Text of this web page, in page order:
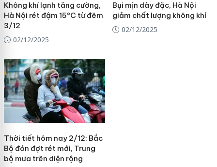
Không khí lạnh tăng cường,
Hà Nội rét đậm 15°C từ đêm
3/12
02/12/2025
Bụi mịn dày đặc, Hà Nội
giảm chất lượng không khí
02/12/2025
Thời tiết hôm nay 2/12: Bắc
Bộ đón đợt rét mới, Trung
bộ mưa trên diện rộng